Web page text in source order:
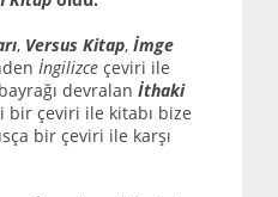
, Versus Kitap, İmge
İngilizce çeviri ile
devralan İthaki
bir çeviri ile kitabı bize
bir çeviri ile karşı